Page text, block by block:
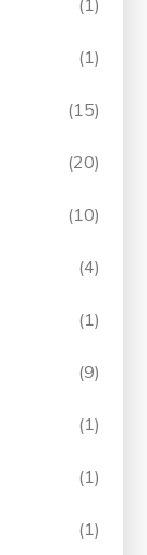
(1)
(1)
(15)
(20)
(10)
(4)
(1)
(9)
(1)
(1)
(1)